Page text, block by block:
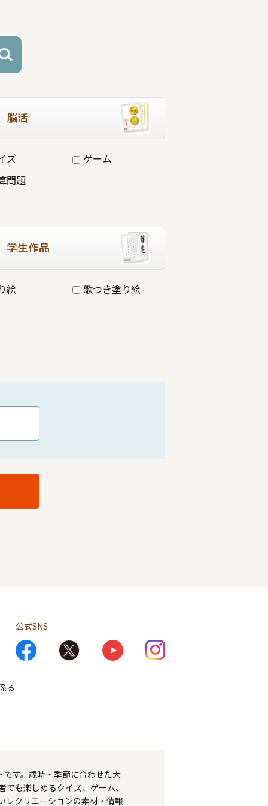
脳活
ズ
ゲーム
問題
学生作品
絵 歌つき塗り絵
る
公式SNS
す。歳時・季節に合わせた大
も楽しめるクイズ、ゲーム、
レクリエーションの素材・情報